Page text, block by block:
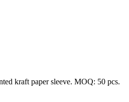
kraft paper sleeve. MOQ: 50 pcs.